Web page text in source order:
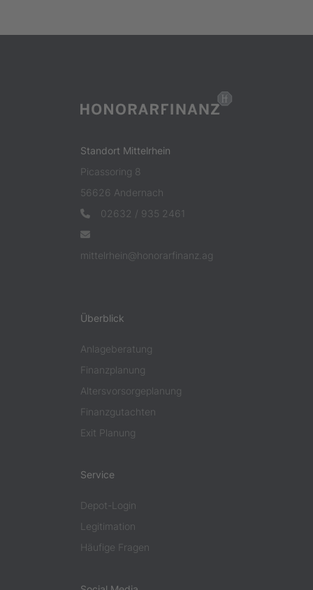
Standort Mittelrhein
Picassoring 8
56626 Andernach
02632 / 935 2461
mittelrhein@honorarfinanz.ag
Überblick
Anlageberatung
Finanzplanung
Altersvorsorgeplanung
Finanzgutachten
Exit Planung
Service
Depot-Login
Legitimation
Häufige Fragen